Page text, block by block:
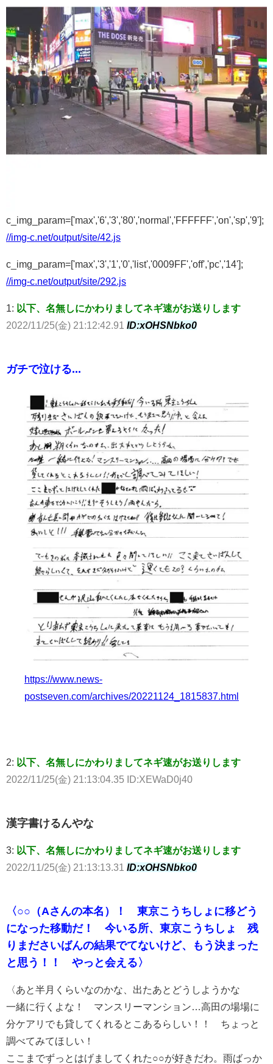
c_img_param=['max','6','3','80','normal','FFFFFF','on','sp','9'];
//img-c.net/output/site/42.js
c_img_param=['max','3','1','0','list','0009FF','off','pc','14'];
//img-c.net/output/site/292.js
1: 以下、名無しにかわりましてネギ速がお送りします
2022/11/25(金) 21:12:42.91 ID:xOHSNbko0
ガチで泣ける...
https://www.news-
postseven.com/archives/20221124_1815837.html
2: 以下、名無しにかわりましてネギ速がお送りします
2022/11/25(金) 21:13:04.35 ID:XEWaD0j40
漢字書けるんやな
3: 以下、名無しにかわりましてネギ速がお送りします
2022/11/25(金) 21:13:13.31 ID:xOHSNbko0
〈○○（Aさんの本名）！ 東京こうちしょに移どう
になった移動だ！ 今いる所、東京こうちしょ 残
りまださいばんの結果でてないけど、もう決まった
と思う！！ やっと会える〉
〈あと半月くらいなのかな、出たあとどうしようかな
一緒に行くよな！ マンスリーマンション…高田の場場に
分ケアリでも貸してくれるとこあるらしい！！ ちょっと
調べてみてほしい！
ここまでずっとはげましてくれた○○が好きだわ。雨ばっか